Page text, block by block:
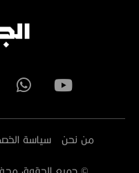
من نحن سياسة
© جميع الحقوق